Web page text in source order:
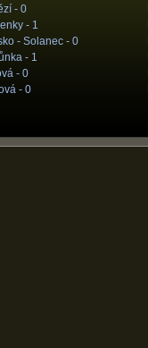
- 0
- 1
- Solanec - 0
- 1
- 0
- 0